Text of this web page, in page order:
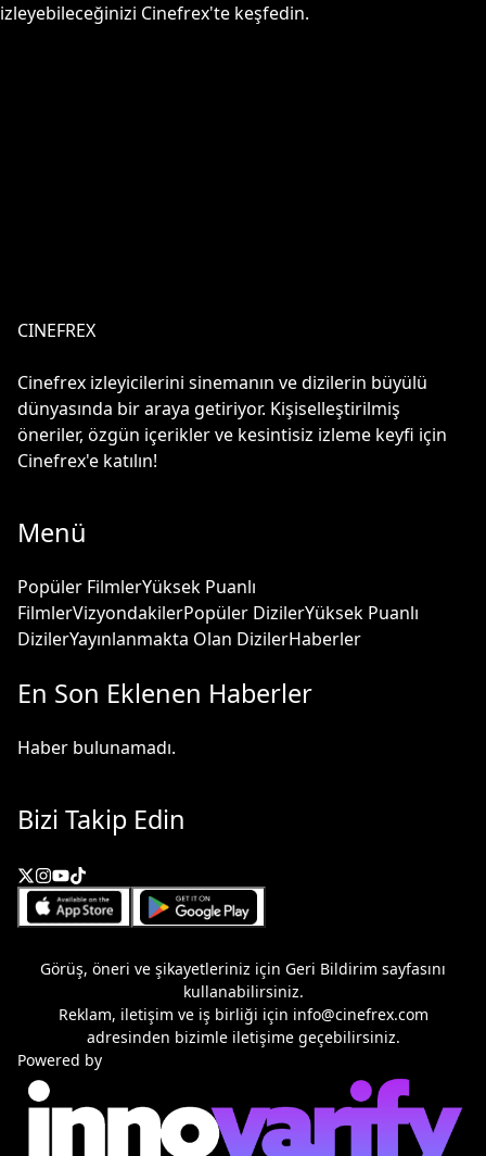
izleyebileceğinizi Cinefrex'te keşfedin.
CINEFREX
Cinefrex izleyicilerini sinemanın ve dizilerin büyülü
dünyasında bir araya getiriyor. Kişiselleştirilmiş
öneriler, özgün içerikler ve kesintisiz izleme keyfi için
Cinefrex'e katılın!
Menü
Popüler FilmlerYüksek Puanlı
FilmlerVizyondakilerPopüler DizilerYüksek Puanlı
DizilerYayınlanmakta Olan DizilerHaberler
En Son Eklenen Haberler
Haber bulunamadı.
Bizi Takip Edin
Görüş, öneri ve şikayetleriniz için Geri Bildirim sayfasını
kullanabilirsiniz.
Reklam, iletişim ve iş birliği için info@cinefrex.com
adresinden bizimle iletişime geçebilirsiniz.
Powered by